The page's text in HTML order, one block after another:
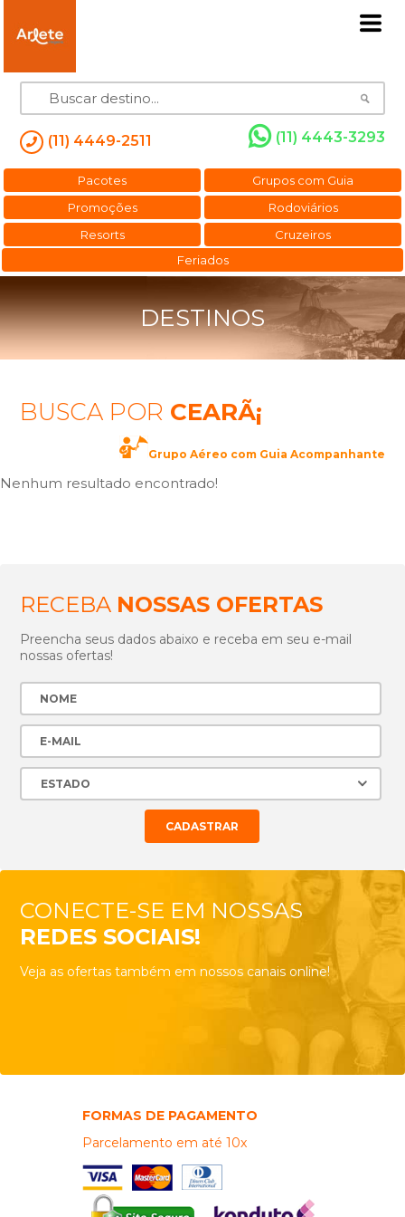
(11) 4449-2511 (11) 4443-3293
Pacotes
Grupos com Guia
Promoções
Rodoviários
Resorts
Cruzeiros
Feriados
DESTINOS
BUSCA POR CEARÃ¡
Grupo Aéreo com Guia Acompanhante
Nenhum resultado encontrado!
RECEBA NOSSAS OFERTAS
Preencha seus dados abaixo e receba em seu e-mail
nossas ofertas!
CONECTE-SE EM NOSSAS
REDES SOCIAIS!
Veja as ofertas também em nossos canais online!
FORMAS DE PAGAMENTO
Parcelamento em até 10x